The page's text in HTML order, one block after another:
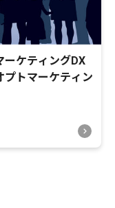
ーケティングDX
プトマーケティン